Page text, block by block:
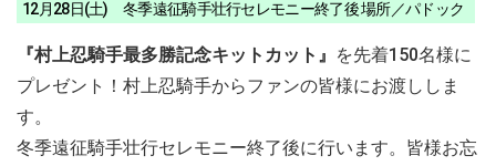
12月28日(土) 冬季遠征騎手壮行セレモニー終了後 場所／パドック
『村上忍騎手最多勝記念キットカット』 を先着150名様に
プレゼント！村上忍騎手からファンの皆様にお渡ししま
す。
冬季遠征騎手壮行セレモニー終了後に行います。皆様お忘